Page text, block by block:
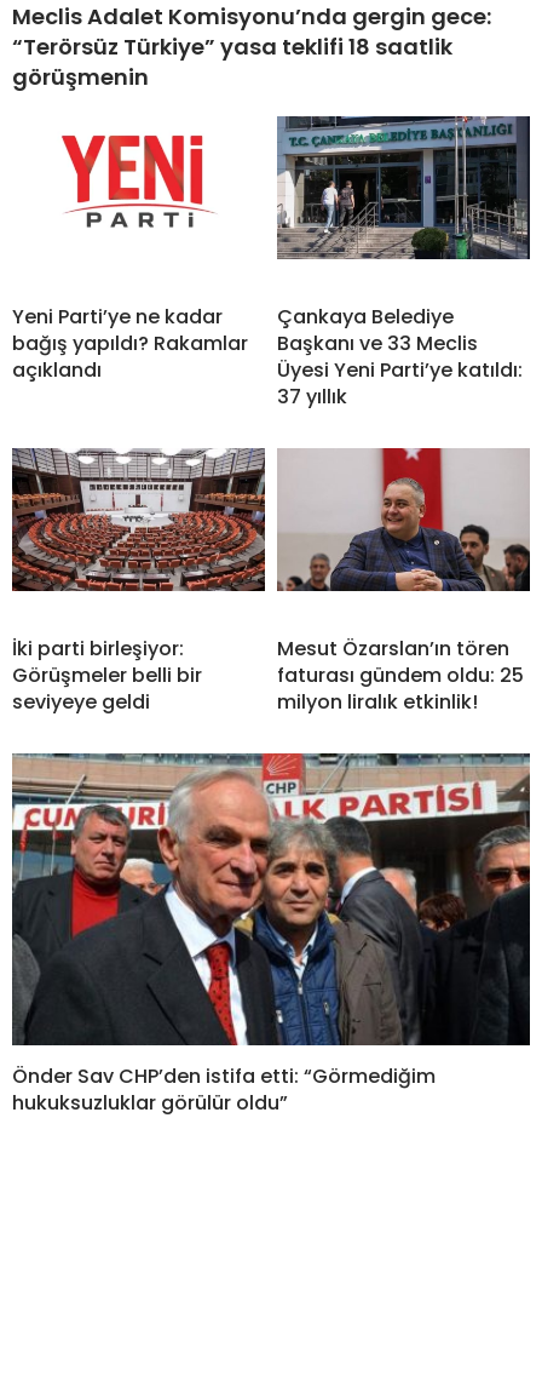
Meclis Adalet Komisyonu’nda gergin gece:
“Terörsüz Türkiye” yasa teklifi 18 saatlik
görüşmenin
Yeni Parti’ye ne kadar
bağış yapıldı? Rakamlar
açıklandı
Çankaya Belediye
Başkanı ve 33 Meclis
Üyesi Yeni Parti’ye katıldı:
37 yıllık
İki parti birleşiyor:
Görüşmeler belli bir
seviyeye geldi
Mesut Özarslan’ın tören
faturası gündem oldu: 25
milyon liralık etkinlik!
Önder Sav CHP’den istifa etti: “Görmediğim
hukuksuzluklar görülür oldu”